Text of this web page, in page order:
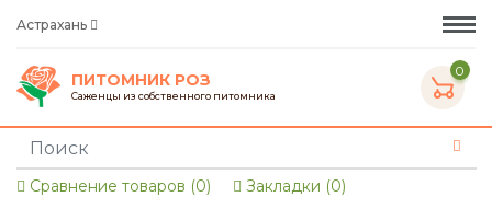
Астрахань
ПИТОМНИК РОЗ
Саженцы из собственного питомника
0
Сравнение товаров (0) Закладки (0)